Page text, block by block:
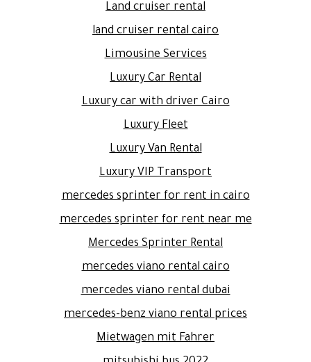
Land cruiser rental
land cruiser rental cairo
Limousine Services
Luxury Car Rental
Luxury car with driver Cairo
Luxury Fleet
Luxury Van Rental
Luxury VIP Transport
mercedes sprinter for rent in cairo
mercedes sprinter for rent near me
Mercedes Sprinter Rental
mercedes viano rental cairo
mercedes viano rental dubai
mercedes-benz viano rental prices
Mietwagen mit Fahrer